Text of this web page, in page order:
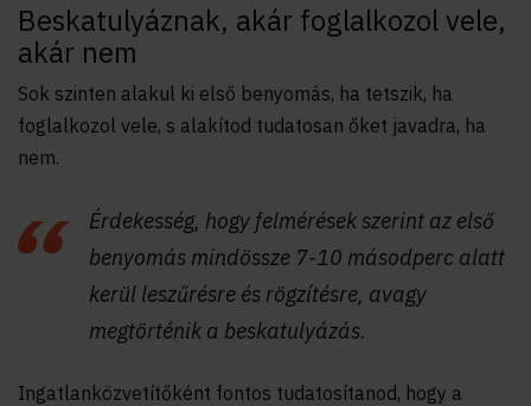
Beskatulyáznak, akár foglalkozol vele,
akár nem
Sok szinten alakul ki első benyomás, ha tetszik, ha
foglalkozol vele, s alakítod tudatosan őket javadra, ha
nem.
Érdekesség, hogy felmérések szerint az első
benyomás mindössze 7-10 másodperc alatt
kerül leszűrésre és rögzítésre, avagy
megtörténik a beskatulyázás.
Ingatlanközvetítőként fontos tudatosítanod, hogy a